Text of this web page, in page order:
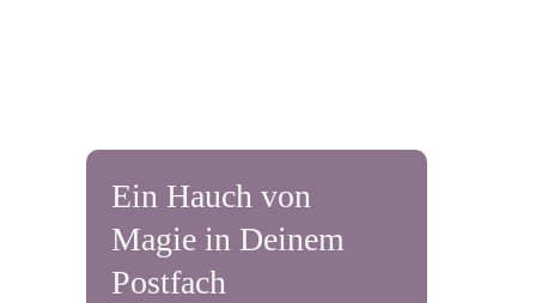
Ein Hauch von
Magie in Deinem
Postfach